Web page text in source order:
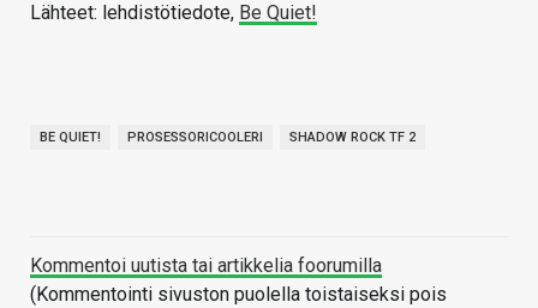
Lähteet: lehdistötiedote, Be Quiet!
BE QUIET! PROSESSORICOOLERI SHADOW ROCK TF 2
Kommentoi uutista tai artikkelia foorumilla
(Kommentointi sivuston puolella toistaiseksi pois